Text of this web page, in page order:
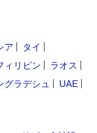
ア
タイ
ィリピン
ラオス
グラデシュ
UAE